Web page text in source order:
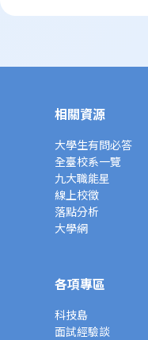
相關資源
大學生有問必答
全臺校系一覽
九大職能星
線上校徵
落點分析
大學網
各項專區
科技島
面試經驗談